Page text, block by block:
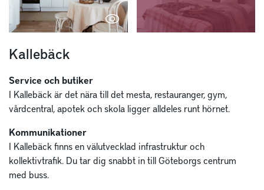
Kallebäck
Service och butiker
I Kallebäck är det nära till det mesta, restauranger, gym,
vårdcentral, apotek och skola ligger alldeles runt hörnet.
Kommunikationer
I Kallebäck finns en välutvecklad infrastruktur och
kollektivtrafik. Du tar dig snabbt in till Göteborgs centrum
med buss.